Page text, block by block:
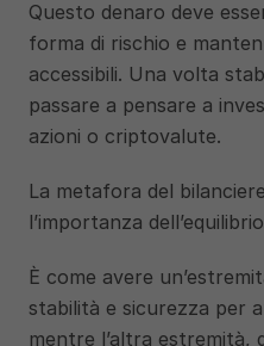
Questo denaro deve
forma di rischio e
accessibili. Una volta
passare a pensare a
azioni o criptovalute.
La metafora del
l’importanza
È come avere
stabilità e sicurezza per
mentre l’altra estremità,